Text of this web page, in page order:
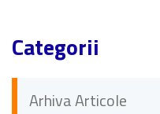
Categorii
Arhiva Articole